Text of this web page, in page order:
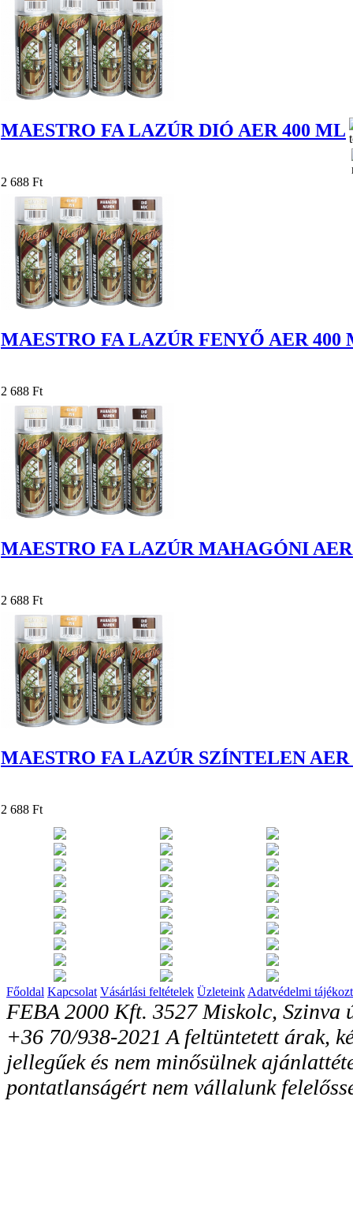
MAESTRO FA LAZÚR DIÓ AER 400 ML
2 688 Ft
MAESTRO FA LAZÚR FENYŐ AER 400
2 688 Ft
MAESTRO FA LAZÚR MAHAGÓNI
2 688 Ft
MAESTRO FA LAZÚR SZÍNTELEN
2 688 Ft
Főoldal Kapcsolat Vásárlási feltételek Üzleteink Adatvédelmi
FEBA 2000 Kft. 3527 Miskolc,
+36 70/938-2021 A feltüntetett árak,
jellegűek és nem minősülnek
pontatlanságért nem vállalunk